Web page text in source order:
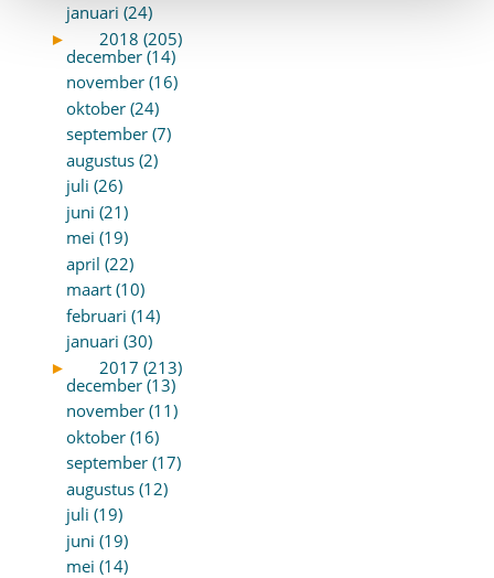
januari (24)
►
2018 (205)
december (14)
november (16)
oktober (24)
september (7)
augustus (2)
juli (26)
juni (21)
mei (19)
april (22)
maart (10)
februari (14)
januari (30)
►
2017 (213)
december (13)
november (11)
oktober (16)
september (17)
augustus (12)
juli (19)
juni (19)
mei (14)